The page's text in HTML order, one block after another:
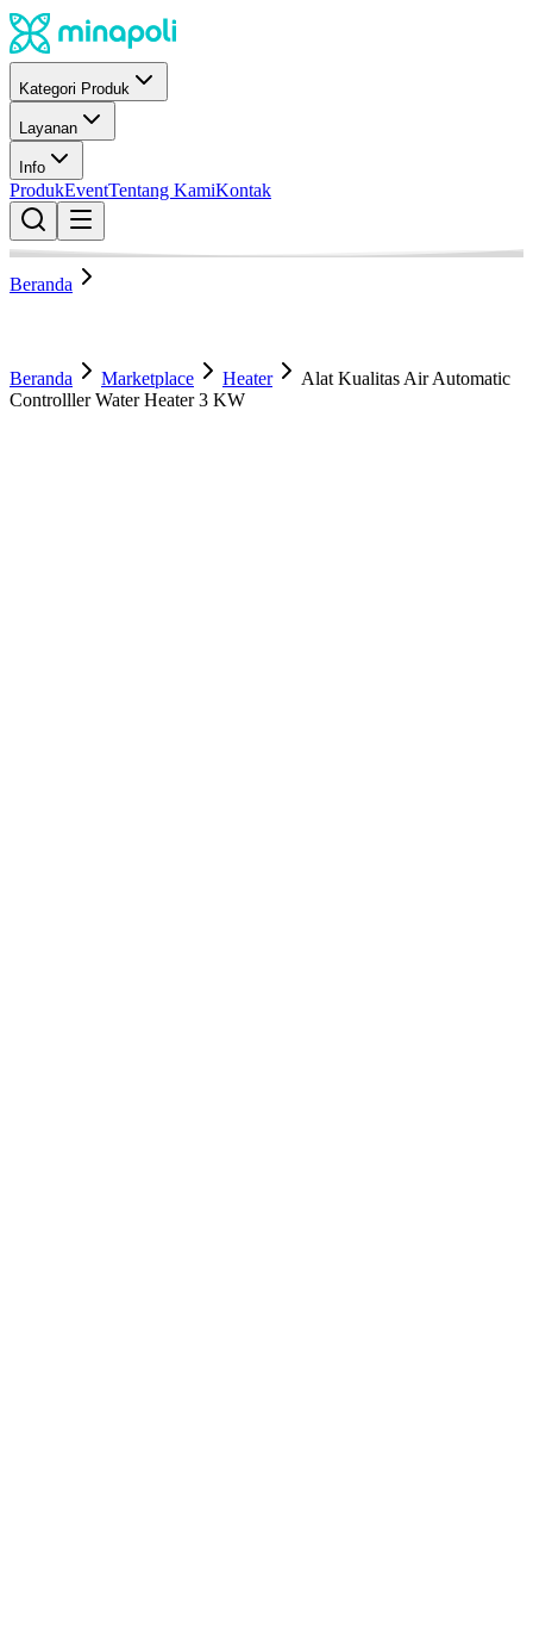
Kategori Produk
Layanan
Info
ProdukEventTentang KamiKontak
Beranda
Beranda Marketplace Heater
Alat Kualitas Air Automatic
Controlller Water Heater 3 KW